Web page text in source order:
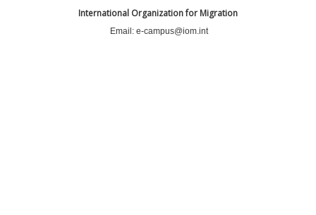
International Organization for Migration
Email: e-campus@iom.int